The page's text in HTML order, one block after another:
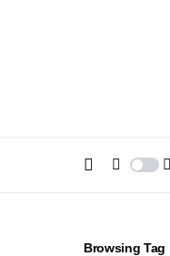
Browsing Tag